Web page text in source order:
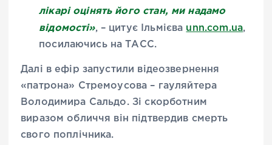
лікарі оцінять його стан, ми надамо
відомості», – цитує Ільмієва unn.com.ua,
посилаючись на ТАСС.
Далі в ефір запустили відеозвернення
«патрона» Стремоусова – гауляйтера
Володимира Сальдо. Зі скорботним
виразом обличчя він підтвердив смерть
свого поплічника.